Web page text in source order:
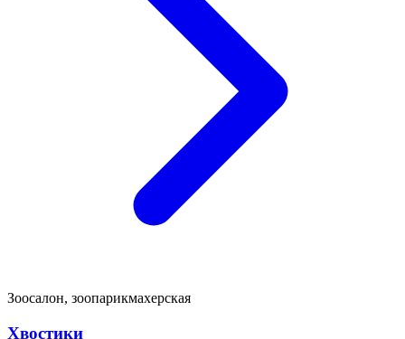
Зоосалон, зоопарикмахерская
Хвостики